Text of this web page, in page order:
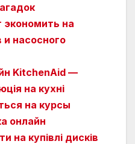
экономить на
и насосного
KitchenAid —
на кухні
на курсы
онлайн
на купівлі дисків